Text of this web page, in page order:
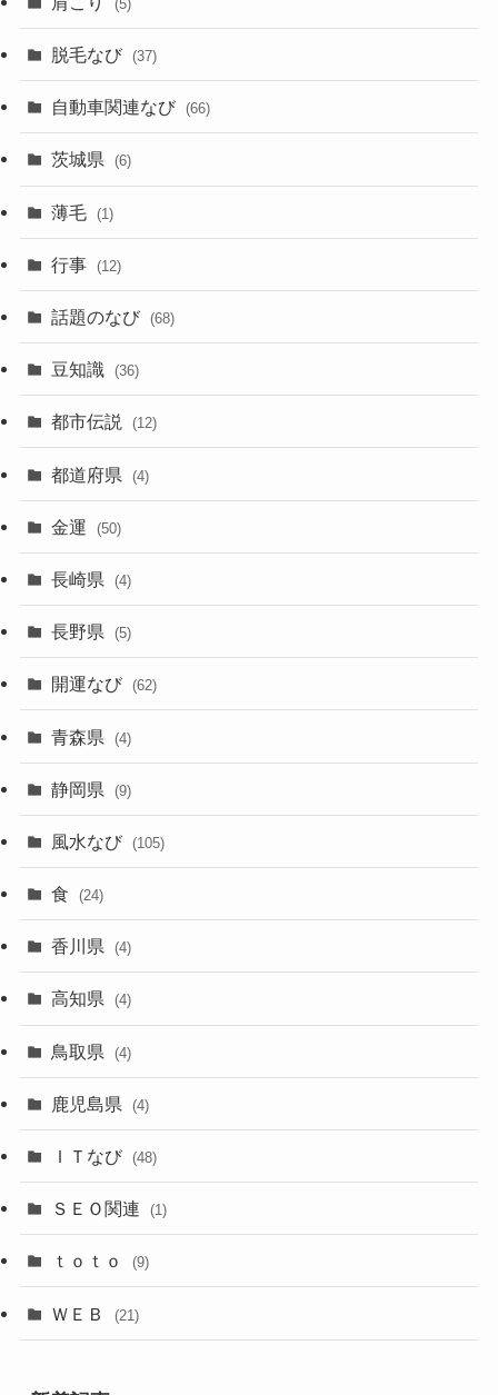
(5)
脱毛なび (37)
自動車関連なび (66)
茨城県 (6)
薄毛 (1)
行事 (12)
話題のなび (68)
豆知識 (36)
都市伝説 (12)
都道府県 (4)
金運 (50)
長崎県 (4)
長野県 (5)
開運なび (62)
青森県 (4)
静岡県 (9)
風水なび (105)
食 (24)
香川県 (4)
高知県 (4)
鳥取県 (4)
鹿児島県 (4)
ＩＴなび (48)
ＳＥＯ関連 (1)
ｔｏｔｏ (9)
ＷＥＢ (21)